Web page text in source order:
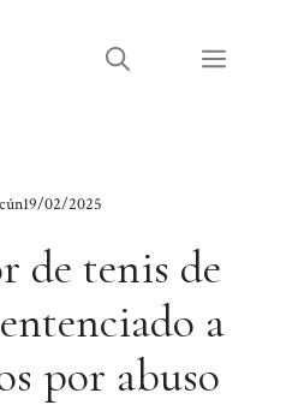
Menú
19/02/2025
de tenis de
a
por abuso